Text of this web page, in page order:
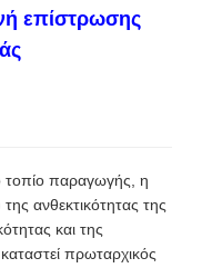
επίστρωσης
τοπίο παραγωγής, η
ανθεκτικότητας της
και της
πρωταρχικός